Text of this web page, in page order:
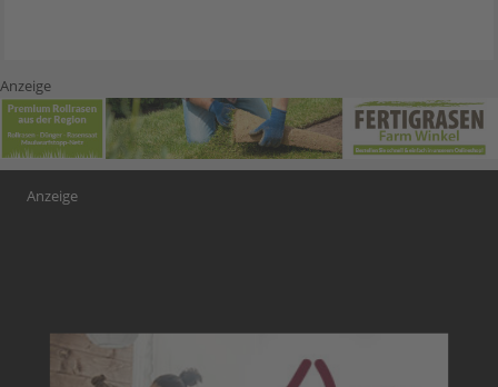
Anzeige
Anzeige